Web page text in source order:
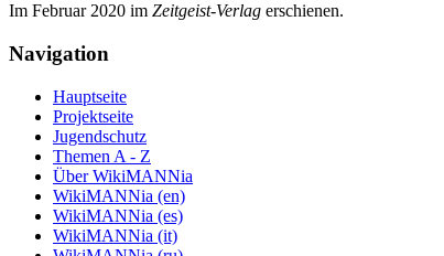
Im Februar 2020 im Zeit­geist-Verlag erschienen.
Navigation
Hauptseite
Projektseite
Jugendschutz
Themen A - Z
Über WikiMANNia
WikiMANNia (en)
WikiMANNia (es)
WikiMANNia (it)